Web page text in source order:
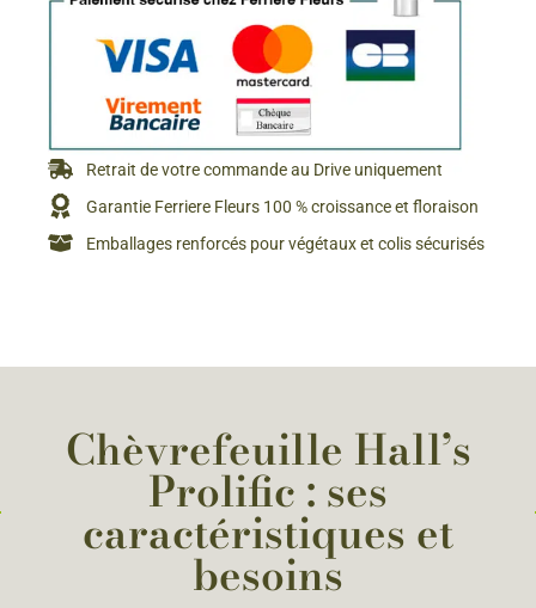
Retrait de votre commande au Drive uniquement
Garantie Ferriere Fleurs 100 % croissance et floraison
Emballages renforcés pour végétaux et colis sécurisés
Chèvrefeuille Hall’s
Prolific : ses
caractéristiques et
besoins